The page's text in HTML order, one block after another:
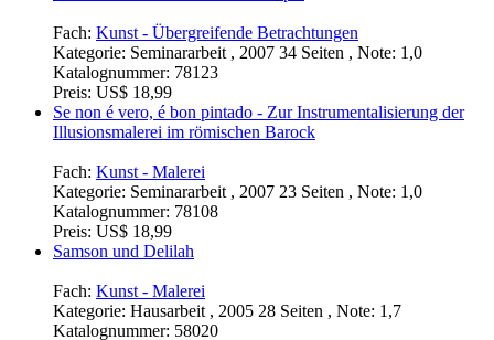
Fach:Kunst - Übergreifende Betrachtungen
Kategorie:Seminararbeit , 2007 34 Seiten , Note: 1,0
Katalognummer:
Preis:US$ 18,99
Se non é vero, é bon pintado - Zur Instrumentalisierung der
Fach: Kunst - Malerei
Kategorie:Seminararbeit , 2007 23 Seiten , Note: 1,0
Preis: US$ 18,99
Samson und Delilah